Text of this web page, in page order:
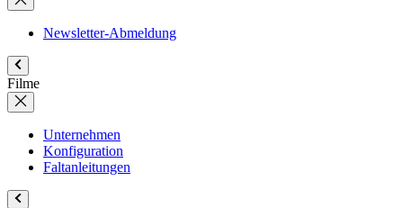
Newsletter-Abmeldung
Filme
Unternehmen
Konfiguration
Faltanleitungen